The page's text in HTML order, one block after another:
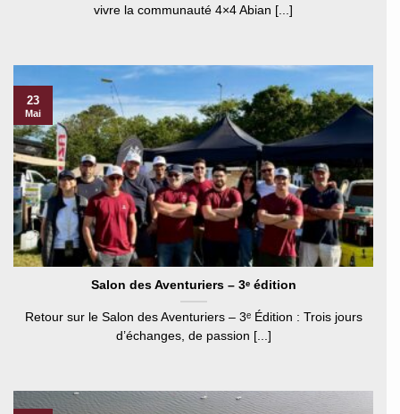
vivre la communauté 4×4 Abian [...]
Salon des Aventuriers – 3ᵉ édition
Retour sur le Salon des Aventuriers – 3ᵉ Édition : Trois jours
d’échanges, de passion [...]
23
Mai